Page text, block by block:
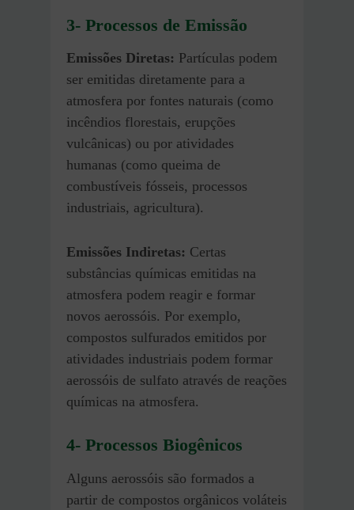
3- Processos de Emissão
Emissões Diretas: Partículas podem
ser emitidas diretamente para a
atmosfera por fontes naturais (como
incêndios florestais, erupções
vulcânicas) ou por atividades
humanas (como queima de
combustíveis fósseis, processos
industriais, agricultura).
Emissões Indiretas: Certas
substâncias químicas emitidas na
atmosfera podem reagir e formar
novos aerossóis. Por exemplo,
compostos sulfurados emitidos por
atividades industriais podem formar
aerossóis de sulfato através de reações
químicas na atmosfera.
4- Processos Biogênicos
Alguns aerossóis são formados a
partir de compostos orgânicos voláteis